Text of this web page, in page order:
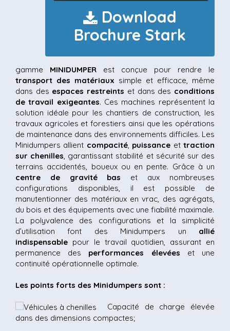
Download
Brochure Stark
gamme MINIDUMPER est conçue pour rendre le
transport des matériaux simple et efficace, même
dans des espaces restreints et dans des conditions
de travail exigeantes. Ces machines représentent la
solution idéale pour les chantiers de construction, les
travaux agricoles et forestiers ainsi que les opérations
de maintenance dans des environnements difficiles. Les
Minidumpers allient compacité, puissance ettraction
sur chenilles , garantissant stabilité et sécurité sur des
terrains accidentés, boueux ou en pente. Grâce à un
centre de gravité bas et aux nombreuses
configurations disponibles, il est possible de
manutentionner des matériaux en vrac, des agrégats,
du bois et des équipements avec une fiabilité maximale.
La polyvalence des configurations et la simplicité
d’utilisation font des Minidumpers un allié
indispensable pour le travail quotidien, assurant en
permanence des performances élevées et une
continuité opérationnelle optimale.
Les points forts des Minidumpers sont :
Capacité de charge élevée
dans des dimensions compactes;